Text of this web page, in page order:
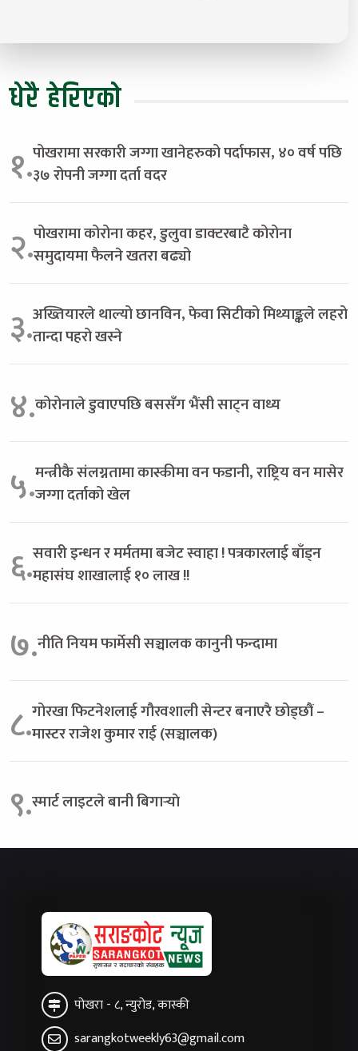
धेरै हेरिएको
१.पोखरामा सरकारी जग्गा खानेहरुको पर्दाफास, ४० वर्ष पछि
३७ रोपनी जग्गा दर्ता वदर
२.पोखरामा कोरोना कहर, डुलुवा डाक्टरबाटै कोरोना
समुदायमा फैलने खतरा बढ्यो
३.अख्तियारले थाल्यो छानविन, फेवा सिटीको मिथ्याङ्कले लहरो
तान्दा पहरो खस्ने
४.कोरोनाले डुवाएपछि बससँग भैंसी साट्न वाध्य
५.मन्त्रीकै संलग्नतामा कास्कीमा वन फडानी, राष्ट्रिय वन मासेर
जग्गा दर्ताको खेल
६.सवारी इन्धन र मर्मतमा बजेट स्वाहा ! पत्रकारलाई बाँड्न
महासंघ शाखालाई १० लाख !!
७.नीति नियम फार्मेसी सञ्चालक कानुनी फन्दामा
८.गोरखा फिटनेशलाई गौरवशाली सेन्टर बनाएरै छोड्छौं –
मास्टर राजेश कुमार राई (सञ्चालक)
९.स्मार्ट लाइटले बानी बिगार्‍याे
पोखरा - ८, न्युरोड, कास्की
sarangkotweekly63@gmail.com